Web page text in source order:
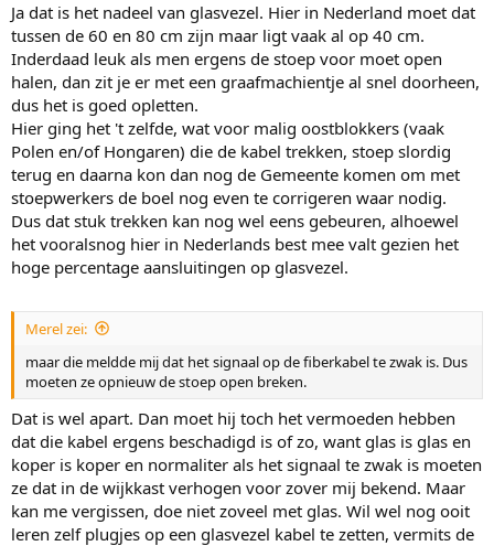
Ja dat is het nadeel van glasvezel. Hier in Nederland moet dat
tussen de 60 en 80 cm zijn maar ligt vaak al op 40 cm.
Inderdaad leuk als men ergens de stoep voor moet open
halen, dan zit je er met een graafmachientje al snel doorheen,
dus het is goed opletten.
Hier ging het 't zelfde, wat voor malig oostblokkers (vaak
Polen en/of Hongaren) die de kabel trekken, stoep slordig
terug en daarna kon dan nog de Gemeente komen om met
stoepwerkers de boel nog even te corrigeren waar nodig.
Dus dat stuk trekken kan nog wel eens gebeuren, alhoewel
het vooralsnog hier in Nederlands best mee valt gezien het
hoge percentage aansluitingen op glasvezel.
Merel zei:
maar die meldde mij dat het signaal op de fiberkabel te zwak is. Dus
moeten ze opnieuw de stoep open breken.
Dat is wel apart. Dan moet hij toch het vermoeden hebben
dat die kabel ergens beschadigd is of zo, want glas is glas en
koper is koper en normaliter als het signaal te zwak is moeten
ze dat in de wijkkast verhogen voor zover mij bekend. Maar
kan me vergissen, doe niet zoveel met glas. Wil wel nog ooit
leren zelf plugjes op een glasvezel kabel te zetten, vermits de